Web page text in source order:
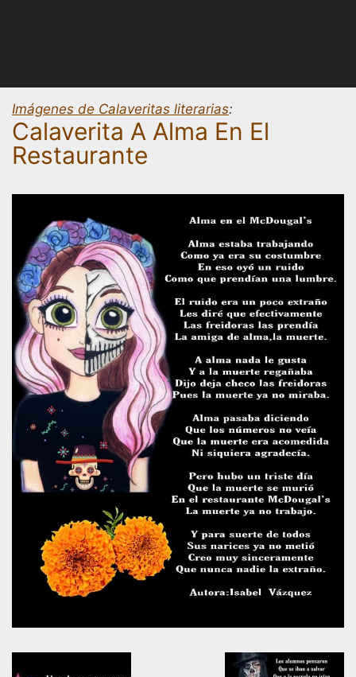
Imágenes de Calaveritas literarias:
Calaverita A Alma En El
Restaurante